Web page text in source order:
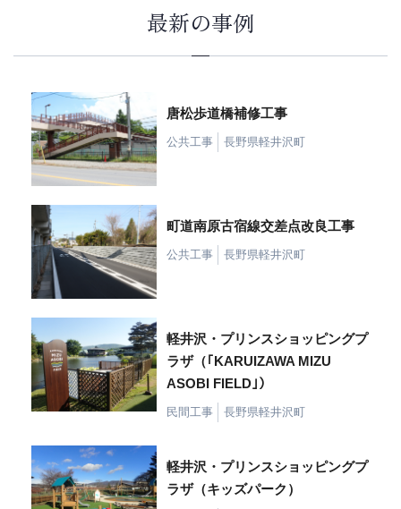
最新の事例
唐松歩道橋補修工事
公共工事 長野県軽井沢町
町道南原古宿線交差点改良工事
公共工事 長野県軽井沢町
軽井沢・プリンスショッピングプ
ラザ（｢KARUIZAWA MIZU
ASOBI FIELD｣）
民間工事 長野県軽井沢町
軽井沢・プリンスショッピングプ
ラザ（キッズパーク）